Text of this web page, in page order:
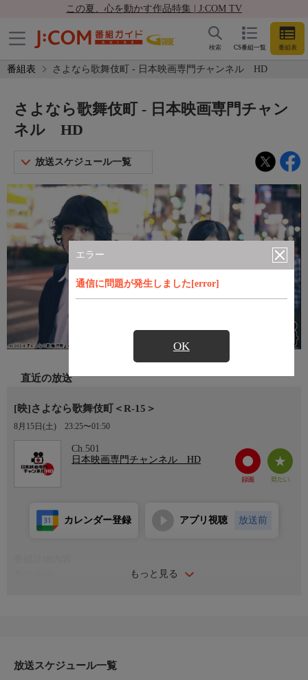
この夏、心を動かす作品特集 | J:COM TV
CS番組一覧 番組表
検索
番組表 さよなら歌舞伎町 - 日本映画専門チャンネル HD
エラー
通信に問題が発生しました[error]
OK
さよなら歌舞伎町 - 日本映画専門チャン
ネル HD
放送スケジュール一覧
直近の放送
[映]さよなら歌舞伎町＜R-15＞
8月15日(土) 23:25〜01:50
Ch.501
日本映画専門チャンネル HD
もっと見る
カレンダー登録 アプリ視聴 放送前
くラブホテルにはさまざまな人々が集まってくる。
放送スケジュール一覧